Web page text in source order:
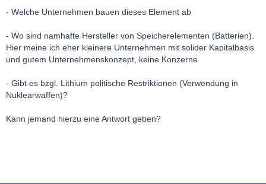
- Welche Unternehmen bauen dieses Element ab
- Wo sind namhafte Hersteller von Speicherelementen (Batterien).
Hier meine ich eher kleinere Unternehmen mit solider Kapitalbasis
und gutem Unternehmenskonzept, keine Konzerne
- Gibt es bzgl. Lithium politische Restriktionen (Verwendung in
Nuklearwaffen)?
Kann jemand hierzu eine Antwort geben?